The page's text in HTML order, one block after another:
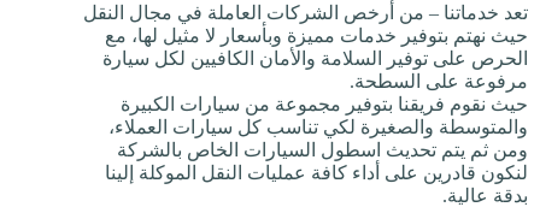
تعد خدماتنا – من أرخص الشركات العاملة في مجال النقل
حيث نهتم بتوفير خدمات مميزة وبأسعار لا مثيل لها، مع
الحرص على توفير السلامة والأمان الكافيين لكل سيارة
مرفوعة على السطحة.
حيث نقوم فريقنا بتوفير مجموعة من سيارات الكبيرة
والمتوسطة والصغيرة لكي تناسب كل سيارات العملاء،
ومن ثم يتم تحديث اسطول السيارات الخاص بالشركة
لنكون قادرين على أداء كافة عمليات النقل الموكلة إلينا
بدقة عالية.